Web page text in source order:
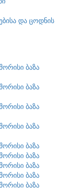
და ცოდნის
ბაზა
ბაზა
ბაზა
ბაზა
ბაზა
ბაზა
ბაზა
ბაზა
ბაზა